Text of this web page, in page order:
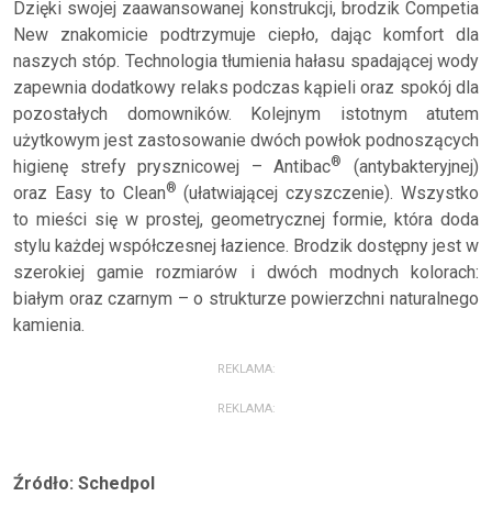
Dzięki swojej zaawansowanej konstrukcji, brodzik Competia
New znakomicie podtrzymuje ciepło, dając komfort dla
naszych stóp. Technologia tłumienia hałasu spadającej wody
zapewnia dodatkowy relaks podczas kąpieli oraz spokój dla
pozostałych domowników. Kolejnym istotnym atutem
użytkowym jest zastosowanie dwóch powłok podnoszących
higienę strefy prysznicowej – Antibac®
(antybakteryjnej)
oraz Easy to Clean® (ułatwiającej czyszczenie). Wszystko
to mieści się w prostej, geometrycznej formie, która doda
stylu każdej współczesnej łazience. Brodzik dostępny jest w
szerokiej gamie rozmiarów i dwóch modnych kolorach:
białym oraz czarnym – o strukturze powierzchni naturalnego
kamienia.
REKLAMA:
REKLAMA:
Źródło: Schedpol